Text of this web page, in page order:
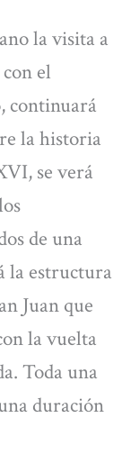
la visita a
el
continuará
la historia
se verá
de una
la estructura
Juan que
la vuelta
Toda una
duración